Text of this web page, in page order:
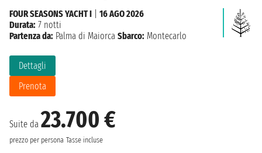
Suite da 23.700 €
prezzo per persona Tasse incluse
Dettagli
Prenota
FOUR SEASONS YACHT I
16 AGO 2026
Durata: 7 notti
Partenza da: Palma di Maiorca Sbarco: Montecarlo